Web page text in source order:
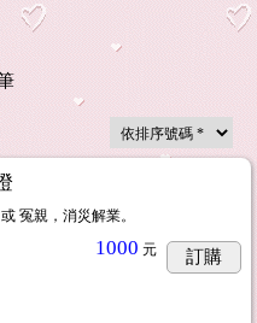
冤親，消災解業。
1000 元 訂購